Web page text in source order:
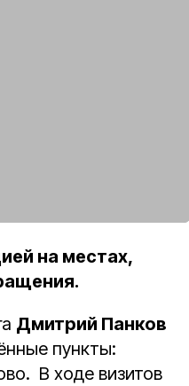
на местах,
Дмитрий Панков
пункты:
В ходе визитов